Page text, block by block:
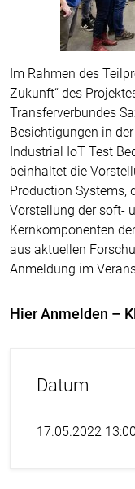
Im Rahmen des
Zukunft“ des
Transferverbundes
Besichtigungen in
Industrial IoT Test
beinhaltet die
Production Systems,
Vorstellung der soft-
Kernkomponenten
aus aktuellen
Anmeldung im
Hier Anmelden –
Datum
17.05.2022 13:00